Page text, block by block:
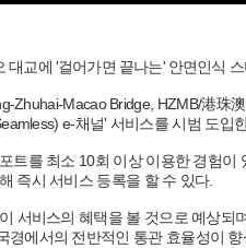
Zhuhai-Macao Bridge, HZMB/港珠
e-채널' 서비스를 시범 도입
트를 최소 10회 이상 이용한 경험
즉시 서비스 등록을 할 수 있다.
서비스의 혜택을 볼 것으로 예상
에서의 전반적인 통관 효율성이